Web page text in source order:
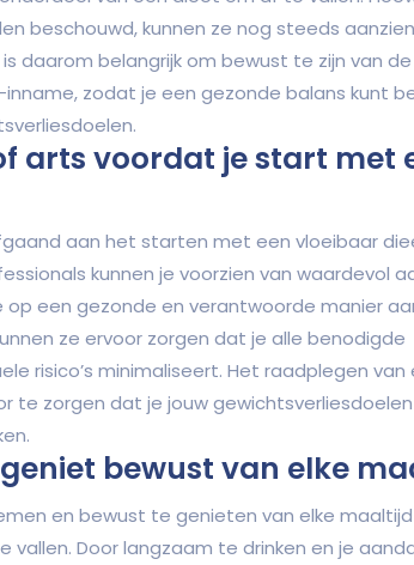
beschouwd, kunnen ze nog steeds
daarom belangrijk om bewust te zijn van de
zodat je een gezonde balans kunt
arts voordat je start met
aan het starten met een vloeibaar
kunnen je voorzien van waardevol
een gezonde en verantwoorde manier
ze ervoor zorgen dat je alle benodigde
risico’s minimaliseert. Het raadplegen
te zorgen dat je jouw
bewust van elke
en bewust te genieten van elke
Door langzaam te drinken en je